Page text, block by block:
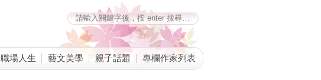
職場人生 藝文美學 親子話題 專欄作家列表